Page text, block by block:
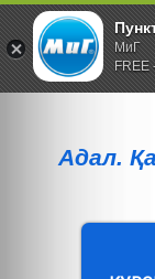
Адал.
МиГ
FREE